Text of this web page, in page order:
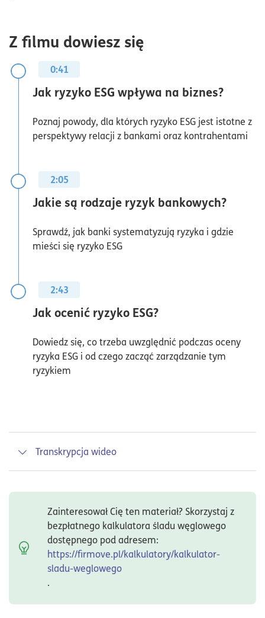
Z filmu dowiesz się
0:41
Jak ryzyko ESG wpływa na biznes?
Poznaj powody, dla których ryzyko ESG jest istotne z
perspektywy relacji z bankami oraz kontrahentami
2:05
Jakie są rodzaje ryzyk bankowych?
Sprawdź, jak banki systematyzują ryzyka i gdzie
mieści się ryzyko ESG
2:43
Jak ocenić ryzyko ESG?
Dowiedz się, co trzeba uwzględnić podczas oceny
ryzyka ESG i od czego zacząć zarządzanie tym
ryzykiem
Transkrypcja wideo
Coraz więcej mówi się ostatnio oESG. W tym
filmie przybliżę Ci istotę ryzyka ESG. W efekcie
będziesz w stanie lepiej ocenić potencjalne
zagrożenia, dostrzec szanse na rozwój swojej
firmy i wywierać pozytywny wpływ na Twoje
Powiem Ci też jak sektor bankowy podchodzi do
Zainteresował Cię ten materiał? Skorzystaj z
bezpłatnego kalkulatora śladu węglowego
dostępnego pod adresem:
https://firmove.pl/kalkulatory/kalkulator-
sladu-weglowego
.